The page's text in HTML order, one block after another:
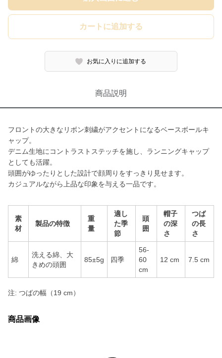
カートに追加する
お気に入りに追加する
商品説明
フロントの大きなリボン刺繍がアクセントになるベースボールキ
ャップ。
デニム生地にコントラストステッチを施し、ランニングキャップ
としても活躍。
頭囲がゆったりとした設計で顔周りをすっきり見せます。
カジュアルながら上品な印象を与える一品です。
素
材
製品の特徴
重
量
適し
た季
節
頭
囲
帽子
の深
さ
つば
の長
さ
綿
洗える綿、大
きめの頭囲
85±5g 四季
56-
60
cm
12 cm 7.5 cm
注: つばの幅（19 cm）
商品画像